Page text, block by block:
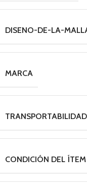
DISENO-DE-LA-
MARCA
CONDICIÓN DEL ÍTEM